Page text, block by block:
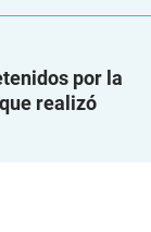
por la
realizó